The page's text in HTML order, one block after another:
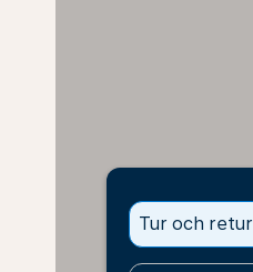
Tur och retur